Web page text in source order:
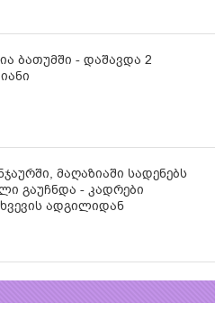
ბათუმში - დაშავდა 2
მაღაზიაში სადენებს
გაუჩნდა - კადრები
ადგილიდან